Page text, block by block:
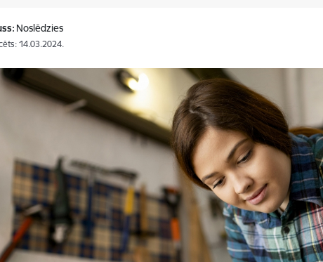
Noslēdzies
14.03.2024.